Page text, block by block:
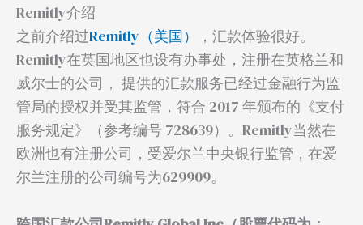
Remitly介绍
之前介绍过Remitly（美国）
，汇款体验很好。
Remitly在英国地区也设有办事处，注册在英格兰和
威尔士的公司， 提供的汇款服务已经过金融行为监
管局的授权并受其监管，符合 2017 年颁布的《支付
服务规定》（参考编号 728639）。Remitly当然在
欧洲也有注册公司，受爱尔兰中央银行监管，在爱
尔兰注册的公司编号为629909。